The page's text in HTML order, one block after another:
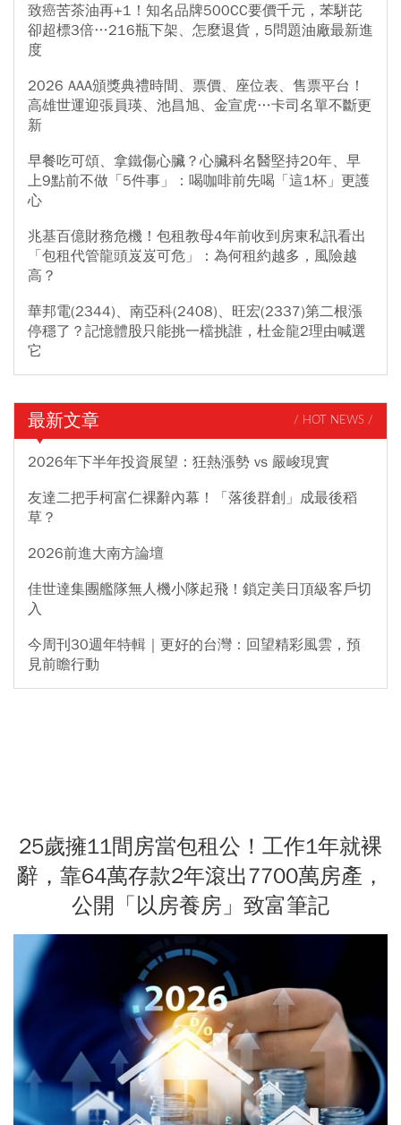
致癌苦茶油再+1！知名品牌500CC要價千元，苯駢芘
卻超標3倍…216瓶下架、怎麼退貨，5問題油廠最新進
度
2026 AAA頒獎典禮時間、票價、座位表、售票平台！
高雄世運迎張員瑛、池昌旭、金宣虎…卡司名單不斷更
新
早餐吃可頌、拿鐵傷心臟？心臟科名醫堅持20年、早
上9點前不做「5件事」：喝咖啡前先喝「這1杯」更護
心
兆基百億財務危機！包租教母4年前收到房東私訊看出
「包租代管龍頭岌岌可危」：為何租約越多，風險越
高？
華邦電(2344)、南亞科(2408)、旺宏(2337)第二根漲
停穩了？記憶體股只能挑一檔挑誰，杜金龍2理由喊選
它
最新文章 / HOT NEWS /
2026年下半年投資展望：狂熱漲勢 vs 嚴峻現實
友達二把手柯富仁裸辭內幕！「落後群創」成最後稻
草？
2026前進大南方論壇
佳世達集團艦隊無人機小隊起飛！鎖定美日頂級客戶切
入
今周刊30週年特輯｜更好的台灣：回望精彩風雲，預
見前瞻行動
25歲擁11間房當包租公！工作1年就裸
辭，靠64萬存款2年滾出7700萬房產，
公開「以房養房」致富筆記